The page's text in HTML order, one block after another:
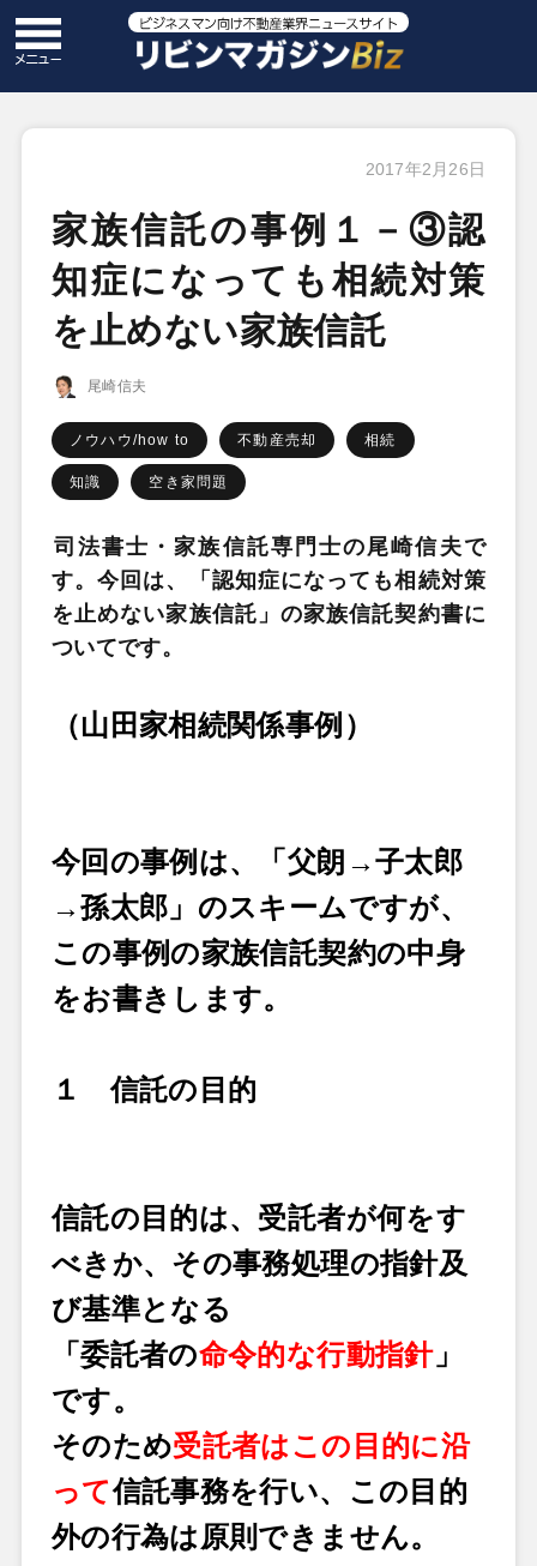
2017年2月26日
家族信託の事例１－③認
知症になっても相続対策
を止めない家族信託
尾崎信夫
ノウハウ/how to 不動産売却 相続
知識 空き家問題
司法書士・家族信託専門士の尾崎信夫で
す。今回は、「認知症になっても相続対策
を止めない家族信託」の家族信託契約書に
ついてです。
（山田家相続関係事例）
今回の事例は、「父朗→子太郎
→孫太郎」のスキームですが、
この事例の家族信託契約の中身
をお書きします。
１ 信託の目的
信託の目的は、受託者が何をす
べきか、その事務処理の指針及
び基準となる
「委託者の命令的な行動指針」
です。
そのため受託者はこの目的に沿
って信託事務を行い、この目的
外の行為は原則できません。